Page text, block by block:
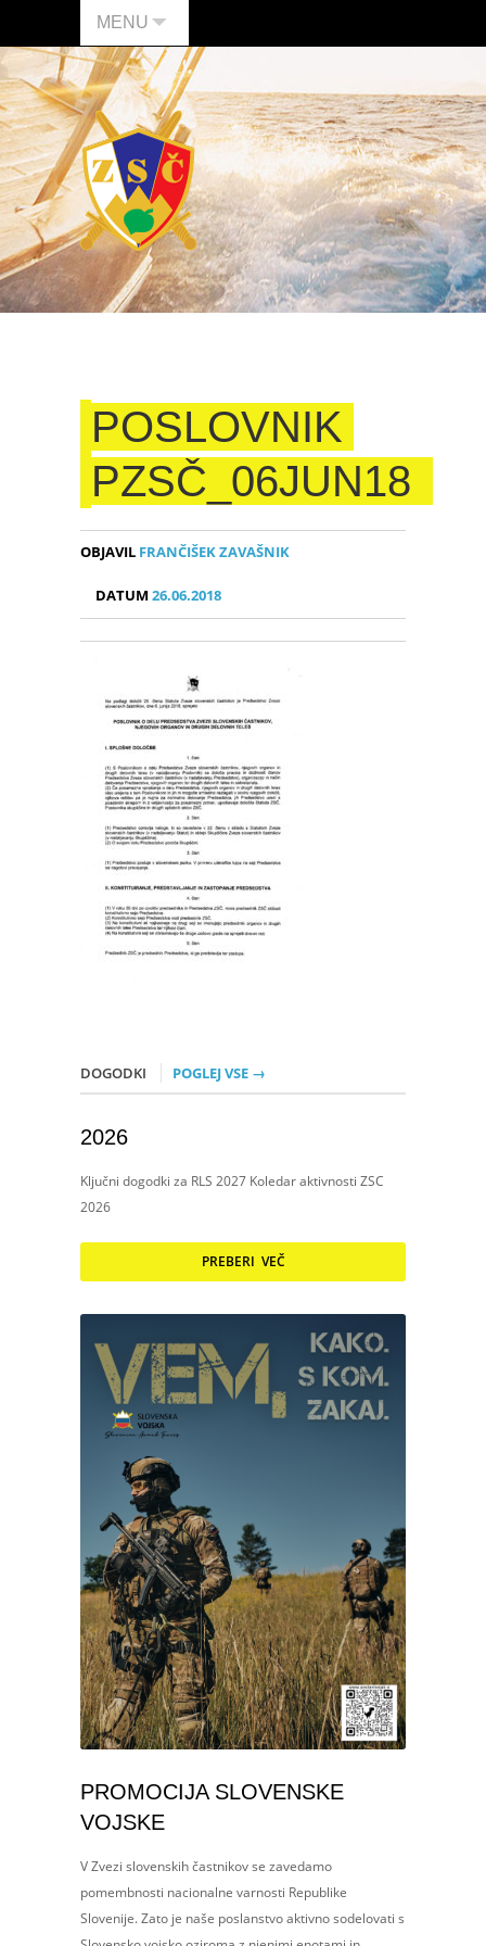
MENU
POSLOVNIK
PZSČ_06JUN18
OBJAVIL FRANČIŠEK ZAVAŠNIK
DATUM26.06.2018
DOGODKI POGLEJ VSE →
2026
Ključni dogodki za RLS 2027 Koledar aktivnosti ZSC
2026
PREBERI VEČ
PROMOCIJA SLOVENSKE
VOJSKE
V Zvezi slovenskih častnikov se zavedamo
pomembnosti nacionalne varnosti Republike
Slovenije. Zato je naše poslanstvo aktivno sodelovati s